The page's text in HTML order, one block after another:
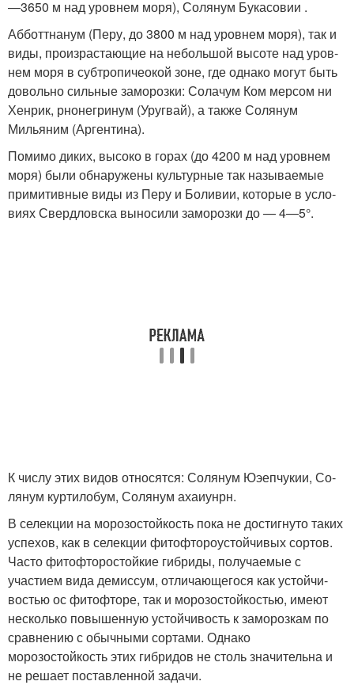
—3650 м над уровнем моря), Солянум Букасовии .
Абботтнанум (Перу, до 3800 м над уровнем моря), так и
виды, произрастающие на небольшой высоте над уров­
нем моря в субтропичеокой зоне, где однако могут быть
довольно сильные заморозки: Солачум Ком мерсом ни
Хенрик, рнонегринум (Уругвай), а также Солянум
Мильяним (Аргентина).
Помимо диких, высоко в горах (до 4200 м над уров­нем
моря) были обнаружены культурные так называемые
примитивные виды из Перу и Боливии, которые в усло­
виях Свердловска выносили заморозки до — 4—5°.
К числу этих видов относятся: Солянум Юэепчукии, Со­
лянум куртилобум, Солянум ахаиунрн.
В селекции на морозостойкость пока не достигнуто таких
успехов, как в селекции фитофтороустойчивых сор­тов.
Часто фитофторостойкие гибриды, получаемые с
участием вида демиссум, отличающегося как устойчи­
востью ос фитофторе, так и морозостойкостью, имеют
несколько повышенную устойчивость к заморозкам по
сравнению с обычными сортами. Однако
морозостойкость этих гибридов не столь значительна и
не решает постав­ленной задачи.